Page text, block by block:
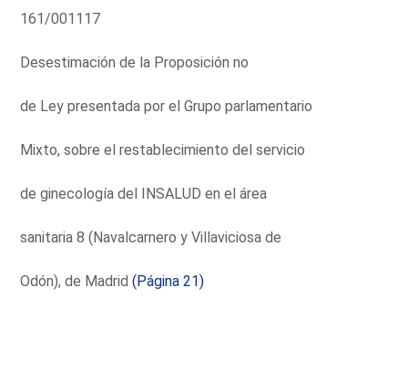
161/001117
Desestimación de la Proposición no
de Ley presentada por el Grupo parlamentario
Mixto, sobre el restablecimiento del servicio
de ginecología del INSALUD en el área
sanitaria 8 (Navalcarnero y Villaviciosa de
Odón), de Madrid(Página 21)